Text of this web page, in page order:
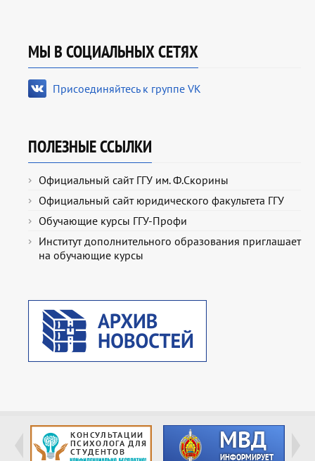
МЫ В СОЦИАЛЬНЫХ СЕТЯХ
Присоединяйтесь к группе VK
ПОЛЕЗНЫЕ ССЫЛКИ
Официальный сайт ГГУ им. Ф.Скорины
Официальный сайт юридического факультета ГГУ
Обучающие курсы ГГУ-Профи
Институт дополнительного образования приглашает
на обучающие курсы